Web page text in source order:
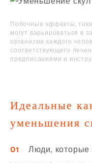
Побочные эффекты,
могут варьироваться в
организма каждого
соответствующего
предписаниями и
Идеальные
уменьшения
01 Люди, которые